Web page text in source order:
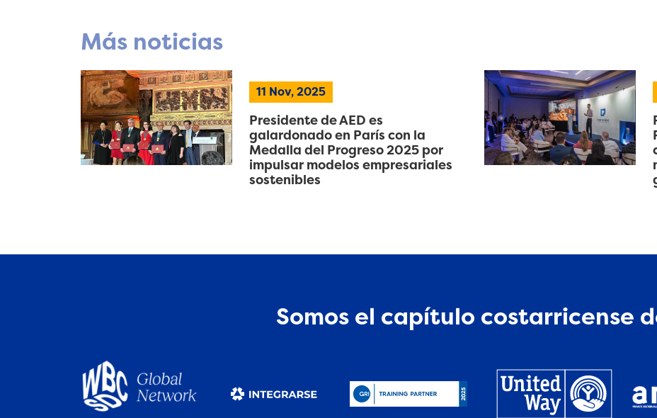
Más noticias
11 Nov, 2025
Presidente de AED es
galardonado en París con la
Medalla del Progreso 2025 por
impulsar modelos empresariales
sostenibles
Somos el capítulo costarricense